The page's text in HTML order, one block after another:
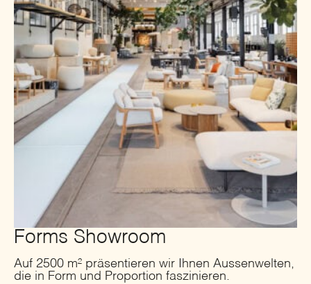
Forms Showroom
Auf 2500 m² präsentieren wir Ihnen Aussenwelten,
die in Form und Proportion faszinieren.